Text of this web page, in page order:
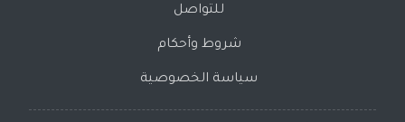
للتواصل
شروط وأحكام
سياسة الخصوصية